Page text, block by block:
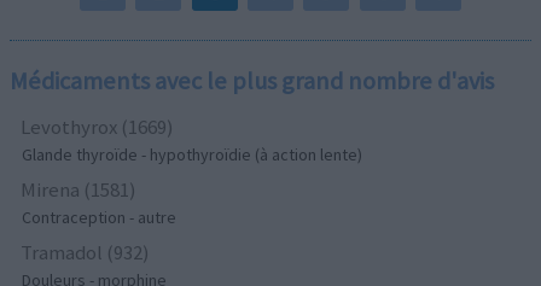
Médicaments avec le plus grand nombre d'avis
Levothyrox (1669)
Glande thyroïde - hypothyroïdie (à action lente)
Mirena (1581)
Contraception - autre
Tramadol (932)
Douleurs - morphine